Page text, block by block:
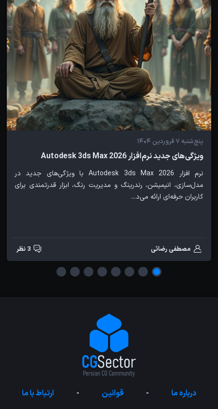
پنج‌شنبه 7 فروردین 1404
ویژگی‌های جدید نرم‌افزار Autodesk 3ds Max 2026
نرم افزار Autodesk 3ds Max 2026 با ویژگی‌های جدید در
مدل‌سازی، انیمیشن، رندرینگ و مدیریت رنگ، ابزار قدرتمندی برای
کاربران حرفه‌ای ارائه می‌د...
مصطفی رضائی 3 نظر
درباره ما - قوانین - ارتباط با ما